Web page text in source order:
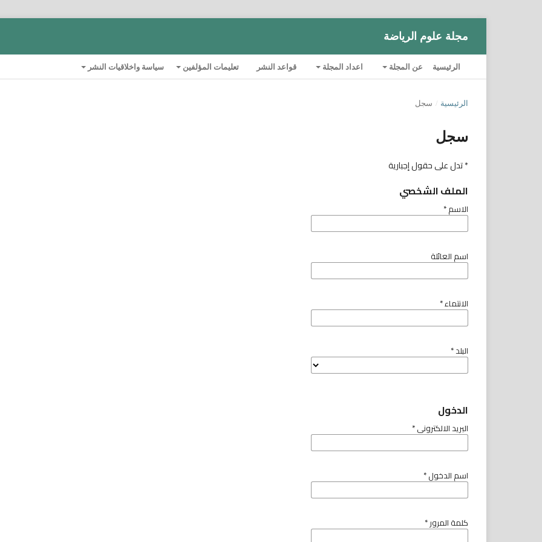
مجلة علوم الرياضة
الرئيسية عن المجلة اعداد المجلة قواعد النشر تعليمات المؤلفين سياسة واخلاقيات النشر
الرئيسية / سجل
سجل
* تدل على حقول إجبارية
الملف الشخصي
الاسم*
اسم العائلة
الانتماء*
البلد*
الدخول
البريد الالكتروني*
اسم الدخول*
كلمة المرور*